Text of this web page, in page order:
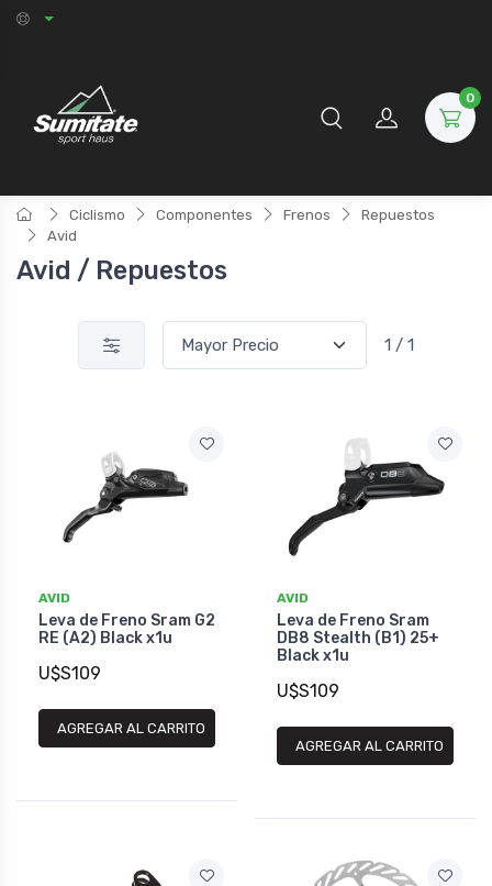
0
Ciclismo Componentes Frenos
Repuestos
Avid
Avid / Repuestos
1 / 1
AVID
Leva de Freno Sram G2
RE (A2) Black x1u
U$S109
AGREGAR AL CARRITO
AVID
Leva de Freno Sram
DB8 Stealth (B1) 25+
Black x1u
U$S109
AGREGAR AL CARRITO